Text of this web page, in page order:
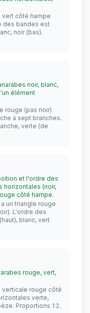
vert côté hampe
des bandes est
noir (bas).
noir, blanc,
élément
rouge (pas noir)
à sept branches.
verte (de
et l'ordre des
horizontales (noir,
côté hampe.
un triangle rouge
L'ordre des
blanc, vert
rouge, vert,
verticale rouge côté
verte,
Proportions 1:2.